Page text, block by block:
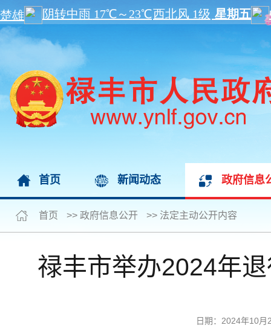
首页 新闻动态 政府信息
首页 >> 政府信息公开 >> 法定主动公开内容
禄丰市举办2024年
日期：2024年10